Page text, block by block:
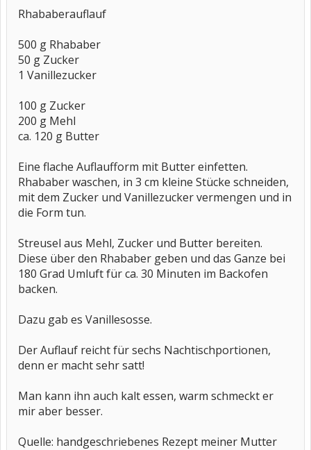
Rhababerauflauf
500 g Rhababer
50 g Zucker
1 Vanillezucker
100 g Zucker
200 g Mehl
ca. 120 g Butter
Eine flache Auflaufform mit Butter einfetten.
Rhababer waschen, in 3 cm kleine Stücke schneiden,
mit dem Zucker und Vanillezucker vermengen und in
die Form tun.
Streusel aus Mehl, Zucker und Butter bereiten.
Diese über den Rhababer geben und das Ganze bei
180 Grad Umluft für ca. 30 Minuten im Backofen
backen.
Dazu gab es Vanillesosse.
Der Auflauf reicht für sechs Nachtischportionen,
denn er macht sehr satt!
Man kann ihn auch kalt essen, warm schmeckt er
mir aber besser.
Quelle: handgeschriebenes Rezept meiner Mutter